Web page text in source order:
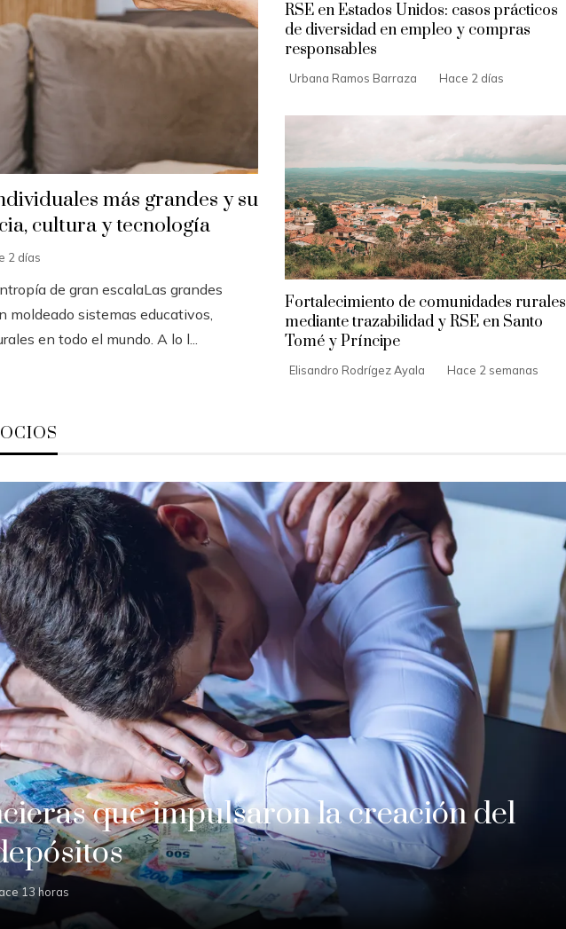
más grandes y su
cultura y tecnología
2 días
de gran escalaLas grandes
moldeado sistemas educativos,
en todo el mundo. A lo l...
RSE en Estados Unidos: casos prácticos
de diversidad en empleo y compras
responsables
Urbana Ramos Barraza Hace 2 días
Fortalecimiento de comunidades rurales
mediante trazabilidad y RSE en Santo
Tomé y Príncipe
Elisandro Rodrígez Ayala Hace 2 semanas
que impulsaron la creación del
13 horas